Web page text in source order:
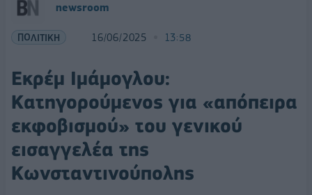
newsroom
ΠΟΛΙΤΙΚΗ 16/06/2025 13:58
Εκρέμ Ιμάμογλου:
Κατηγορούμενος για «απόπειρα
εκφοβισμού» του γενικού
εισαγγελέα της
Κωνσταντινούπολης